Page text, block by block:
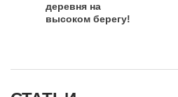
деревня на
высоком берегу!